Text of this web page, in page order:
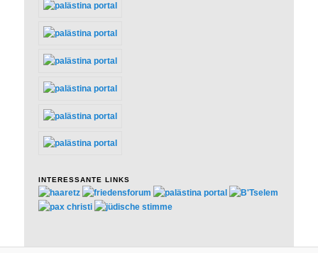
INTERESSANTE LINKS